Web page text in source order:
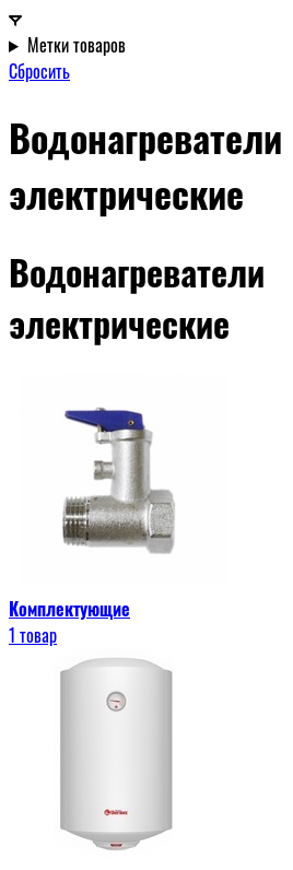
Метки товаров
Сбросить
Водонагреватели
электрические
Водонагреватели
электрические
Комплектующие
1 товар